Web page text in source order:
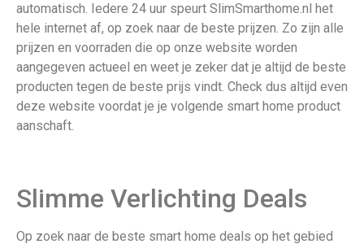
automatisch. Iedere 24 uur speurt SlimSmarthome.nl het
hele internet af, op zoek naar de beste prijzen. Zo zijn alle
prijzen en voorraden die op onze website worden
aangegeven actueel en weet je zeker dat je altijd de beste
producten tegen de beste prijs vindt. Check dus altijd even
deze website voordat je je volgende smart home product
aanschaft.
Slimme Verlichting Deals
Op zoek naar de beste smart home deals op het gebied